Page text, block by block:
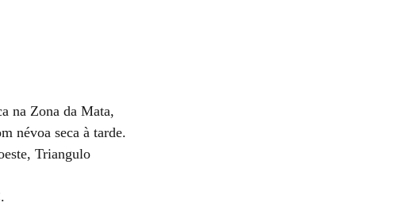
na Zona da Mata,
névoa seca à tarde.
Triangulo